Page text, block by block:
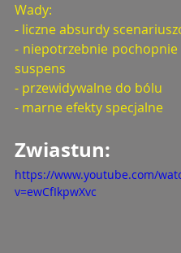
Wady:
- liczne absurdy
- niepotrzebnie pochopnie
suspens
- przewidywalne do bólu
- marne efekty specjalne
Zwiastun:
https://www.youtube.com/
v=ewCfIkpwXvc